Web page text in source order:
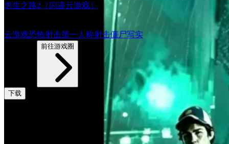
求生之路2（闪迹云游戏）
云游戏恐怖射击第一人称射击僵尸写实
前往游戏圈
下载